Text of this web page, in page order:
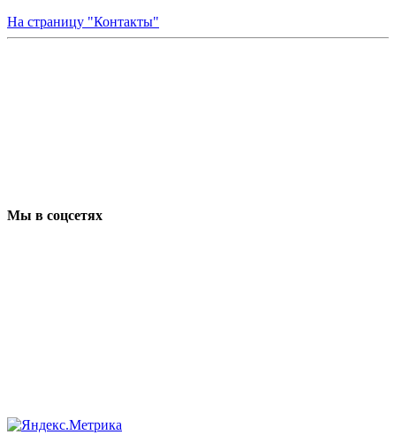
На страницу "Контакты"
Мы в соцсетях